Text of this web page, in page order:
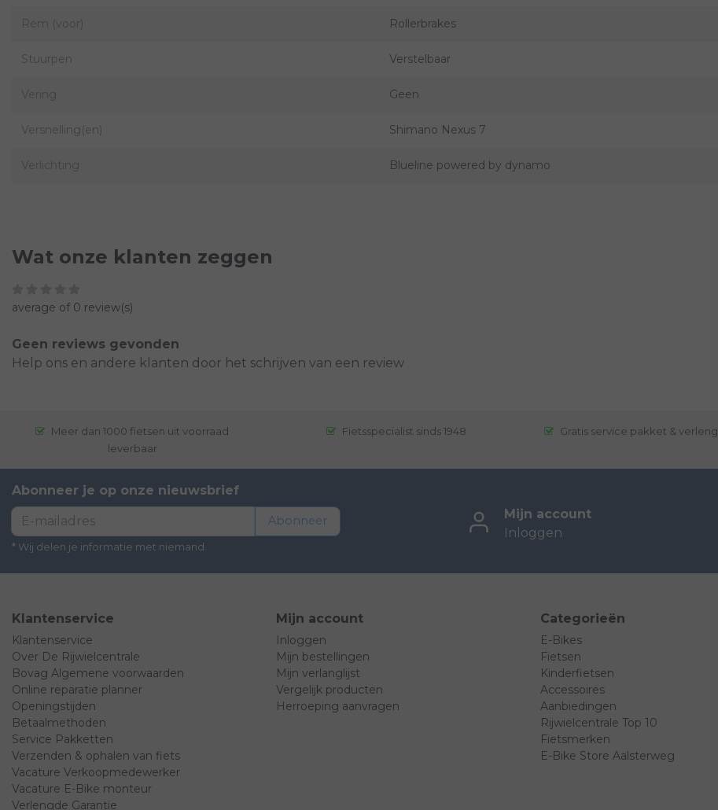
Rem (voor) Rollerbrakes
Stuurpen Verstelbaar
Vering Geen
Versnelling(en) Shimano Nexus 7
Verlichting Blueline powered by dynamo
Wat onze klanten zeggen
average of 0 review(s)
Geen reviews gevonden
Help ons en andere klanten door het schrijven van een review
Meer dan 1000 fietsen uit voorraad
leverbaar
Fietsspecialist sinds 1948 Gratis service pakket &
Abonneer je op onze nieuwsbrief
Abonneer
* Wij delen je informatie met niemand.
Mijn account
Inloggen
Klantenservice
Klantenservice
Over De Rijwielcentrale
Bovag Algemene voorwaarden
Online reparatie planner
Openingstijden
Betaalmethoden
Service Pakketten
Verzenden & ophalen van fiets
Vacature Verkoopmedewerker
Vacature E-Bike monteur
Verlengde Garantie
Mijn account
Inloggen
Mijn bestellingen
Mijn verlanglijst
Vergelijk producten
Herroeping aanvragen
Categorieën
E-Bikes
Fietsen
Kinderfietsen
Accessoires
Aanbiedingen
Rijwielcentrale Top 10
Fietsmerken
E-Bike Store Aalsterweg